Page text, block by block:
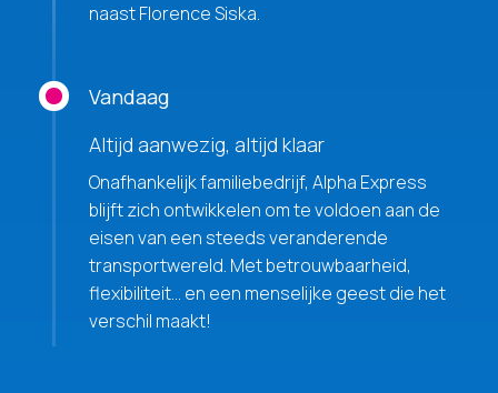
naast Florence Siska.
Vandaag
Altijd aanwezig, altijd klaar
Onafhankelijk familiebedrijf, Alpha Express
blijft zich ontwikkelen om te voldoen aan de
eisen van een steeds veranderende
transportwereld. Met betrouwbaarheid,
flexibiliteit… en een menselijke geest die het
verschil maakt!